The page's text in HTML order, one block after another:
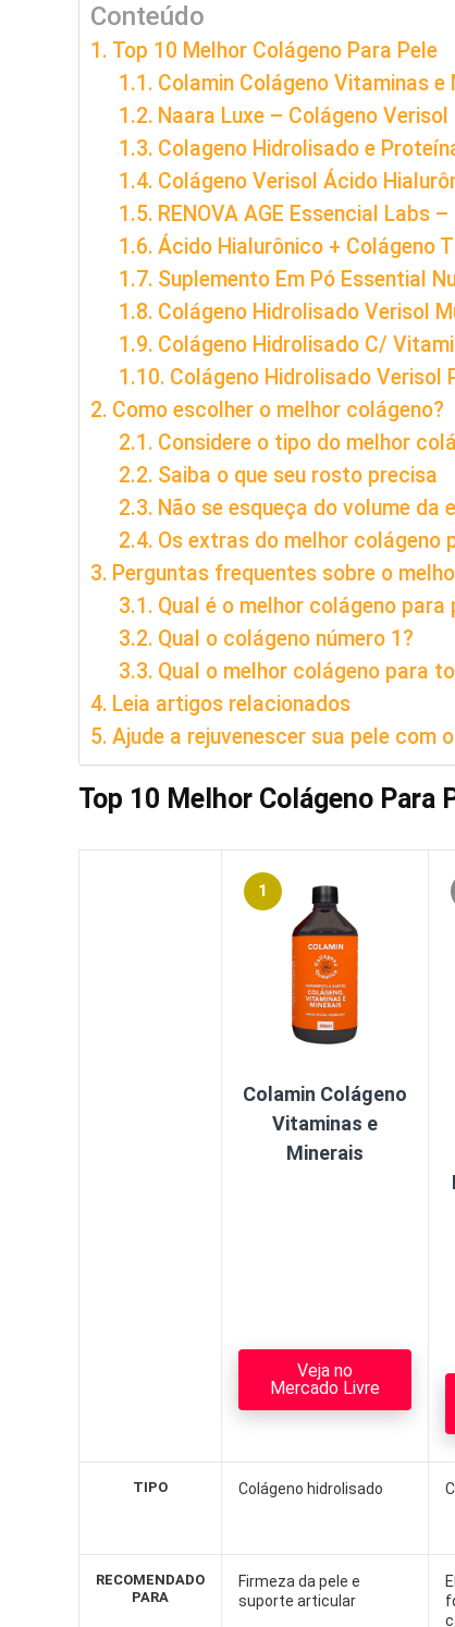
Conteúdo
Top 10 Melhor Colágeno Para Pele
Colamin Colágeno Vitaminas e
Naara Luxe – Colágeno
Colageno Hidrolisado e
Colágeno Verisol Ácido
RENOVA AGE Essencial Labs
Ácido Hialurônico + Colágeno
Suplemento Em Pó Essential
Colágeno Hidrolisado Verisol
Colágeno Hidrolisado C/
Colágeno Hidrolisado Verisol
Como escolher o melhor colágeno?
Considere o tipo do melhor
Saiba o que seu rosto precisa
Não se esqueça do volume da
Os extras do melhor colágeno
Perguntas frequentes sobre o
Qual é o melhor colágeno para
Qual o colágeno número 1?
Qual o melhor colágeno para
Leia artigos relacionados
Ajude a rejuvenescer sua pele com
Top 10 Melhor Colágeno Para
TIPO
RECOMENDADO
PARA
1
Colamin Colágeno
Vitaminas e
Minerais
Veja no
Mercado Livre
Colágeno hidrolisado
Firmeza da pele e
suporte articular